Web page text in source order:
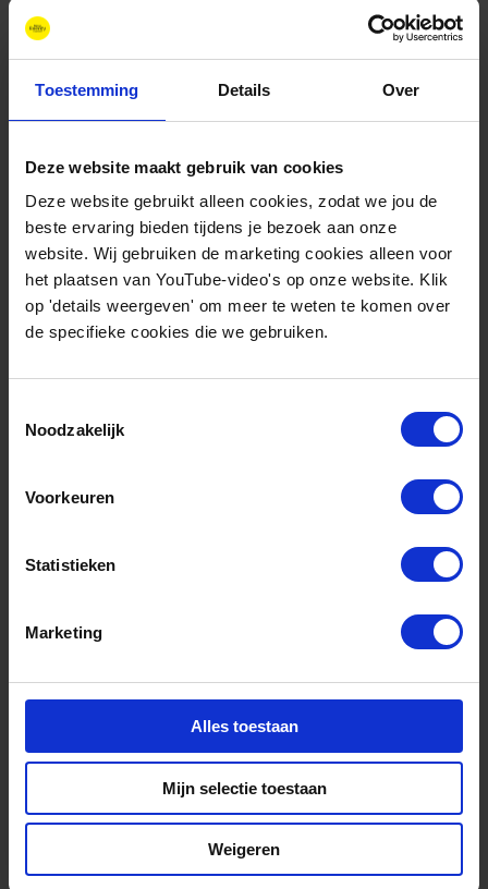
Toestemming Details Over
Deze website maakt gebruik van cookies
Deze website gebruikt alleen cookies, zodat we jou de
beste ervaring bieden tijdens je bezoek aan onze
website. Wij gebruiken de marketing cookies alleen voor
het plaatsen van YouTube-video's op onze website. Klik
op 'details weergeven' om meer te weten te komen over
de specifieke cookies die we gebruiken.
Noodzakelijk
Voorkeuren
Statistieken
Marketing
Alles toestaan
Mijn selectie toestaan
Weigeren
Transforming Regions
Ontwikkeling van een methodologie ter
ondersteuning van de besluitvorming over de
regionale energiestrategie (RES).
Gerelateerde artikelen
Energiearmoede –
gevolgen en beleid in
de praktijk
Meer informatie